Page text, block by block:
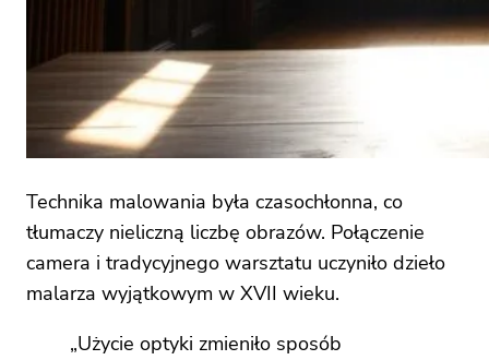
Technika malowania była czasochłonna, co
tłumaczy nieliczną liczbę obrazów. Połączenie
camera i tradycyjnego warsztatu uczyniło dzieło
malarza wyjątkowym w XVII wieku.
„Użycie optyki zmieniło sposób